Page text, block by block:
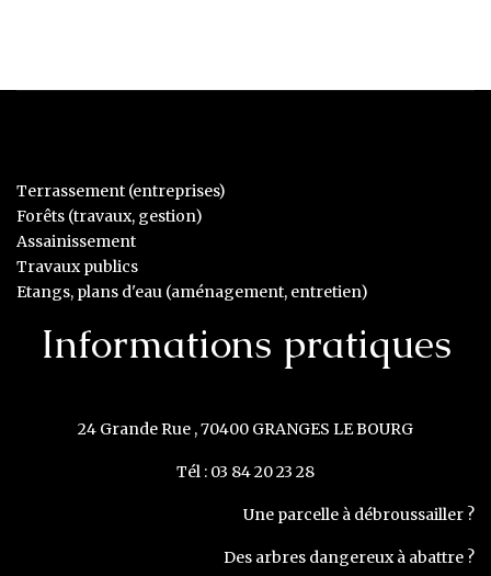
Terrassement (entreprises)
Forêts (travaux, gestion)
Assainissement
Travaux publics
Etangs, plans d'eau (aménagement, entretien)
Informations pratiques
24 Grande Rue , 70400 GRANGES LE BOURG
Tél : 03 84 20 23 28
Une parcelle à débroussailler ?
Des arbres dangereux à abattre ?